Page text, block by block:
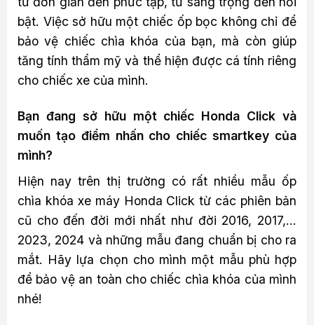
bật. Việc sở hữu một chiếc ốp bọc không chỉ để
bảo vệ chiếc chìa khóa của bạn, mà còn giúp
tăng tính thẩm mỹ và thể hiện được cá tính riêng
cho chiếc xe của mình.
Bạn đang sở hữu một chiếc Honda Click và
muốn tạo điểm nhấn cho chiếc smartkey của
mình?
Hiện nay trên thị trường có rất nhiều mẫu ốp
chìa khóa xe máy Honda Click từ các phiên bản
cũ cho đến đời mới nhất như đời 2016, 2017,…
2023, 2024 và những mẫu đang chuẩn bị cho ra
mắt. Hãy lựa chọn cho mình một mẫu phù hợp
để bảo vệ an toàn cho chiếc chìa khóa của mình
nhé!